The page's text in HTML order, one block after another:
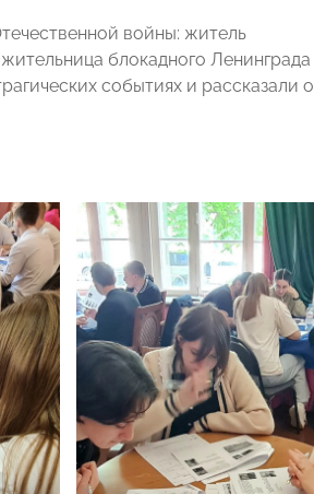
войны: житель
блокадного Ленинграда
событиях и рассказали о